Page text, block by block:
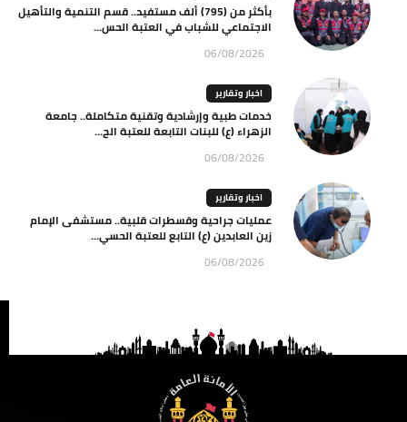
بأكثر من (795) ألف مستفيد.. قسم التنمية والتأهيل
الاجتماعي للشباب في العتبة الحس...
06/08/2026
اخبار وتقارير
خدمات طبية وإرشادية وتقنية متكاملة.. جامعة
الزهراء (ع) للبنات التابعة للعتبة الح...
06/08/2026
اخبار وتقارير
عمليات جراحية وقسطرات قلبية.. مستشفى الإمام
زين العابدين (ع) التابع للعتبة الحسي...
06/08/2026